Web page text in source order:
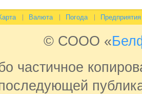
Валюта Погода Предприятия
© СООО «
частичное